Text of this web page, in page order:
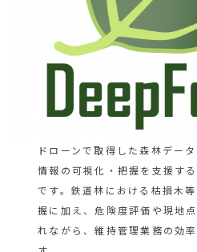
ドローンで取得した森林デー
情報の可視化・把握を支援す
です。鉄道林における枯損木
握に加え、危険度評価や現地
れながら、維持管理業務の効